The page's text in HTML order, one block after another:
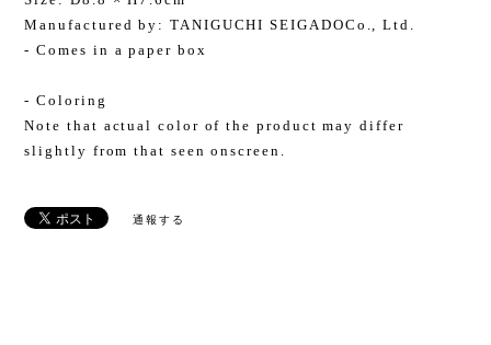
Manufactured by: TANIGUCHI SEIGADOCo., Ltd.
- Comes in a paper box
- Coloring
Note that actual color of the product may differ
slightly from that seen onscreen.
通報する